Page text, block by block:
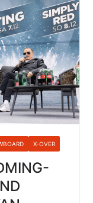
X-OVER